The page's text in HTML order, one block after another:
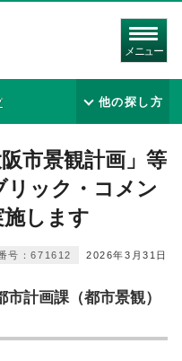
メニュー
他の探し方
市景観計画」等
リック・コメン
施します
2026年3月31日
号：671612
計画課（都市景観）